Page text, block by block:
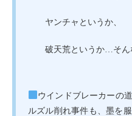
ヤンチャというか、
破天荒というか…そん
ウインドブレーカーの
ルズル削れ事件も、墨を